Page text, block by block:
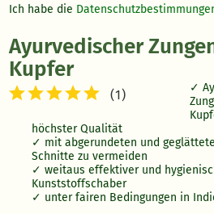
Ich habe die
Ayurvedischer
Kupfer
(1)
höchster Qualität
mit abgerundeten und
Schnitte zu vermeiden
weitaus effektiver und
Kunststoffschaber
unter fairen Bedingungen in